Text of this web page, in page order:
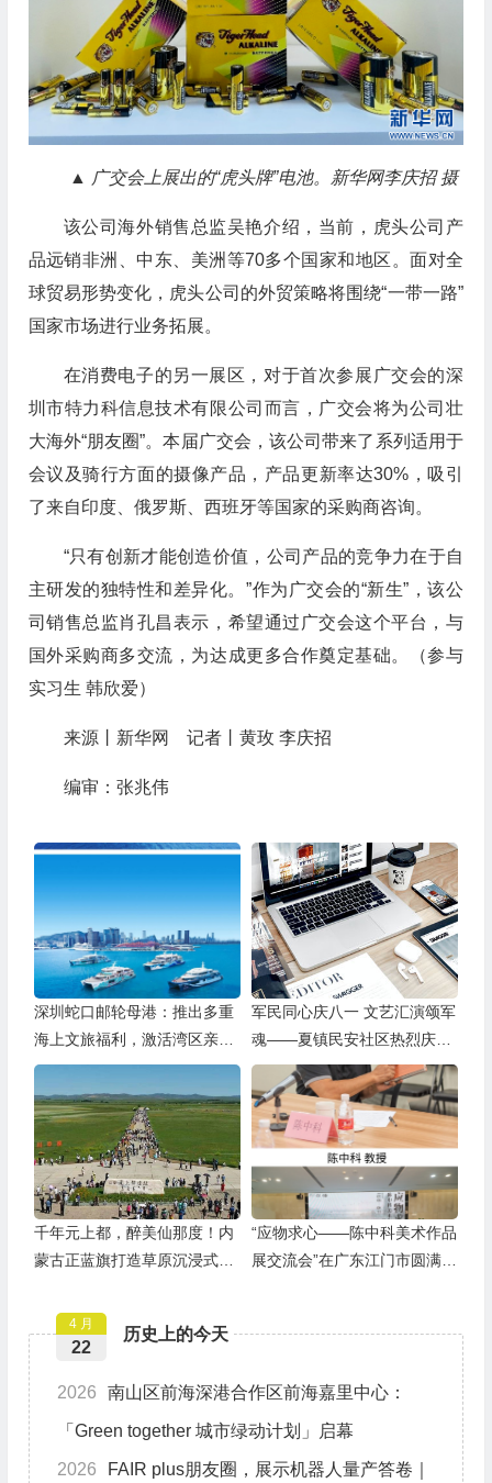
▲ 广交会上展出的“虎头牌”电池。新华网李庆招 摄
该公司海外销售总监吴艳介绍，当前，虎头公司产
品远销非洲、中东、美洲等70多个国家和地区。面对全
球贸易形势变化，虎头公司的外贸策略将围绕“一带一路”
国家市场进行业务拓展。
在消费电子的另一展区，对于首次参展广交会的深
圳市特力科信息技术有限公司而言，广交会将为公司壮
大海外“朋友圈”。本届广交会，该公司带来了系列适用于
会议及骑行方面的摄像产品，产品更新率达30%，吸引
了来自印度、俄罗斯、西班牙等国家的采购商咨询。
“只有创新才能创造价值，公司产品的竞争力在于自
主研发的独特性和差异化。”作为广交会的“新生”，该公
司销售总监肖孔昌表示，希望通过广交会这个平台，与
国外采购商多交流，为达成更多合作奠定基础。（参与
实习生 韩欣爱）
来源丨新华网 记者丨黄玫 李庆招
编审：张兆伟
深圳蛇口邮轮母港：推出多重
海上文旅福利，激活湾区亲子
游
军民同心庆八一 文艺汇演颂军
魂——夏镇民安社区热烈庆祝
建军99周年
千年元上都，醉美仙那度！内
蒙古正蓝旗打造草原沉浸式度
“应物求心——陈中科美术作品
展交流会”在广东江门市圆满举
历史上的今天
4 月
22
2026 南山区前海深港合作区前海嘉里中心：
「Green together 城市绿动计划」启幕
2026 FAIR plus朋友圈，展示机器人量产答卷｜